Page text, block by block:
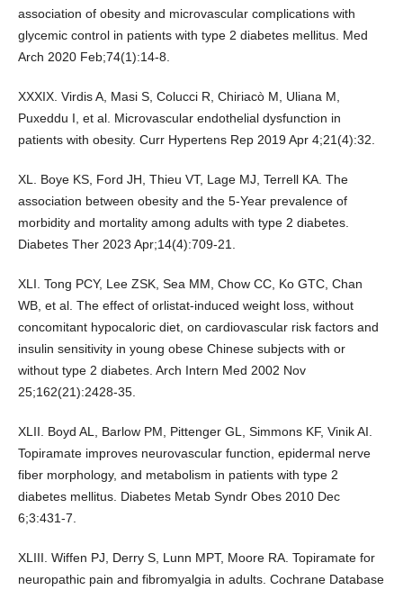
association of obesity and microvascular complications with
glycemic control in patients with type 2 diabetes mellitus. Med
Arch 2020 Feb;74(1):14-8.
XXXIX. Virdis A, Masi S, Colucci R, Chiriacò M, Uliana M,
Puxeddu I, et al. Microvascular endothelial dysfunction in
patients with obesity. Curr Hypertens Rep 2019 Apr 4;21(4):32.
XL. Boye KS, Ford JH, Thieu VT, Lage MJ, Terrell KA. The
association between obesity and the 5-Year prevalence of
morbidity and mortality among adults with type 2 diabetes.
Diabetes Ther 2023 Apr;14(4):709-21.
XLI. Tong PCY, Lee ZSK, Sea MM, Chow CC, Ko GTC, Chan
WB, et al. The effect of orlistat-induced weight loss, without
concomitant hypocaloric diet, on cardiovascular risk factors and
insulin sensitivity in young obese Chinese subjects with or
without type 2 diabetes. Arch Intern Med 2002 Nov
25;162(21):2428-35.
XLII. Boyd AL, Barlow PM, Pittenger GL, Simmons KF, Vinik AI.
Topiramate improves neurovascular function, epidermal nerve
fiber morphology, and metabolism in patients with type 2
diabetes mellitus. Diabetes Metab Syndr Obes 2010 Dec
6;3:431-7.
XLIII. Wiffen PJ, Derry S, Lunn MPT, Moore RA. Topiramate for
neuropathic pain and fibromyalgia in adults. Cochrane Database